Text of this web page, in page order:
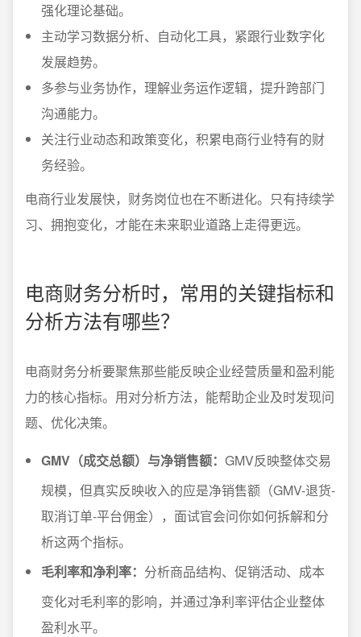
强化理论基础。
主动学习数据分析、自动化工具，紧跟行业数字化
发展趋势。
多参与业务协作，理解业务运作逻辑，提升跨部门
沟通能力。
关注行业动态和政策变化，积累电商行业特有的财
务经验。
电商行业发展快，财务岗位也在不断进化。只有持续学
习、拥抱变化，才能在未来职业道路上走得更远。
电商财务分析时，常用的关键指标和
分析方法有哪些？
电商财务分析要聚焦那些能反映企业经营质量和盈利能
力的核心指标。用对分析方法，能帮助企业及时发现问
题、优化决策。
GMV（成交总额）与净销售额： GMV反映整体交易
规模，但真实反映收入的应是净销售额（GMV-退货-
取消订单-平台佣金），面试官会问你如何拆解和分
析这两个指标。
毛利率和净利率： 分析商品结构、促销活动、成本
变化对毛利率的影响，并通过净利率评估企业整体
盈利水平。